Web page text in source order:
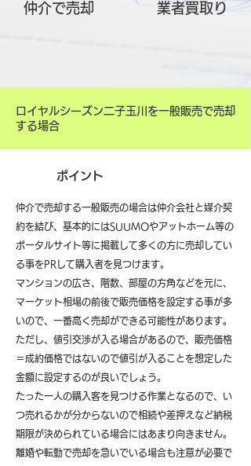
仲介で売却 ​業者買取り
ロイヤルシーズン二子玉川を一般販売で売却
する場合
ポイント
仲介で売却する一般販売の場合は仲介会社と媒介契
約を結び、基本的にはSUUMOやアットホーム等の
ポータルサイト等に掲載して多くの方に売却してい
る事をPRして購入者を見つけます。
マンションの広さ、階数、部屋の方角などを元に、
マーケット相場の前後で販売価格を設定する事が多
いので、一番高く売却ができる可能性があります。
ただし、値引交渉が入る場合があるので、販売価格
＝成約価格ではないので値引が入ることを想定した
金額に設定するのが良いでしょう。
たった一人の購入客を見つける作業となるので、い
つ売れるかが分からないので相続や差押えなど納税
期限が決められている場合にはあまり向きません。
離婚や転勤で売却を急いでいる場合も注意が必要で